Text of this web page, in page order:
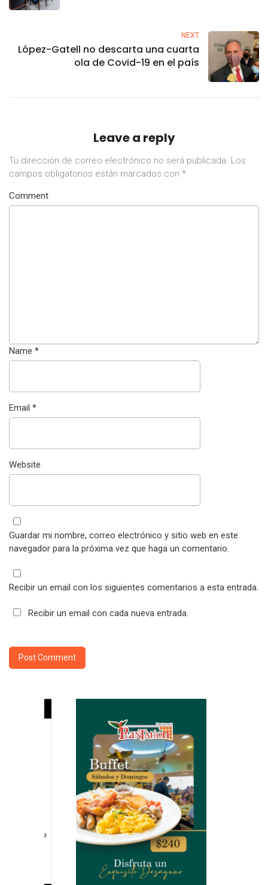
NEXT
López-Gatell no descarta una cuarta
ola de Covid-19 en el país
Leave a reply
Tu dirección de correo electrónico no será publicada. Los
campos obligatorios están marcados con *
Comment
Name *
Email *
Website
Guardar mi nombre, correo electrónico y sitio web en este
navegador para la próxima vez que haga un comentario.
Recibir un email con los siguientes comentarios a esta entrada.
Recibir un email con cada nueva entrada.